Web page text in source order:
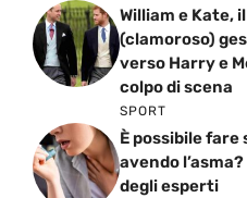
William e Kate, il
(clamoroso)
verso Harry e
colpo di scena
SPORT
È possibile fare
avendo
degli esperti